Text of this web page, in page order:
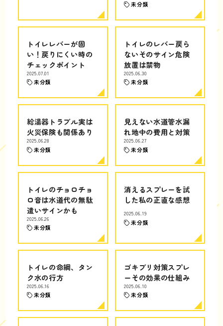
未分類
トイレレバーが固
い！戻りにくい時の
チェックポイント
2025.07.01
未分類
トイレのレバー戻ら
ないそのサイン危険
放置は禁物
2025.06.30
未分類
給湯器トラブル実は
火災保険も関係あり
2025.06.28
未分類
見えない水道管水漏
れ地中の費用と対策
2025.06.27
未分類
トイレのチョロチョ
ロ音は水道代の無駄
遣いサインかも
2025.06.26
未分類
消えるスプレーを試
した私の正直な感想
2025.06.19
未分類
トイレの命綱、タン
ク水の行方
2025.06.16
未分類
ゴキブリ対策スプレ
ーその効果の仕組み
2025.06.10
未分類